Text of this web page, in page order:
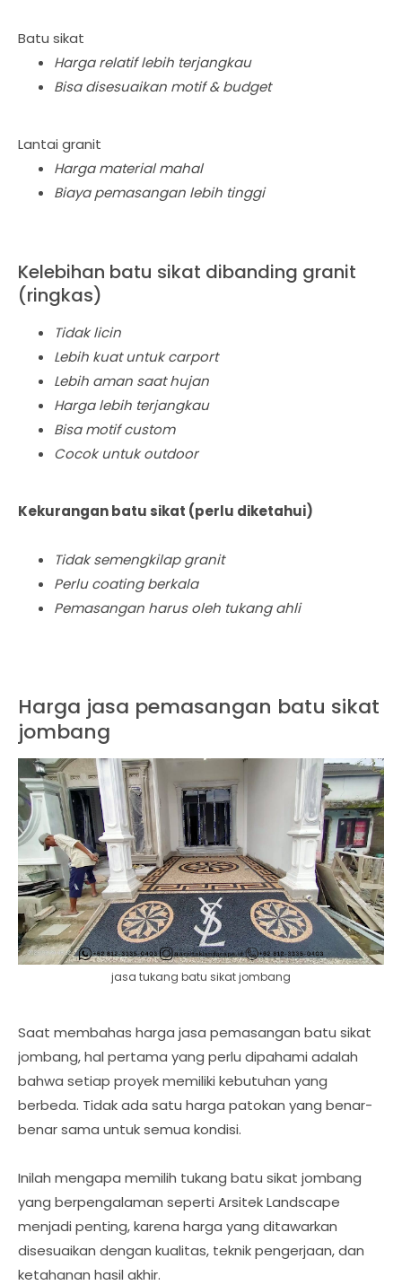
Batu sikat
Harga relatif lebih terjangkau
Bisa disesuaikan motif & budget
Lantai granit
Harga material mahal
Biaya pemasangan lebih tinggi
Kelebihan batu sikat dibanding granit
(ringkas)
Tidak licin
Lebih kuat untuk carport
Lebih aman saat hujan
Harga lebih terjangkau
Bisa motif custom
Cocok untuk outdoor
Kekurangan batu sikat (perlu diketahui)
Tidak semengkilap granit
Perlu coating berkala
Pemasangan harus oleh tukang ahli
Harga jasa pemasangan batu sikat
jombang
jasa tukang batu sikat jombang
Saat membahas harga jasa pemasangan batu sikat
jombang, hal pertama yang perlu dipahami adalah
bahwa setiap proyek memiliki kebutuhan yang
berbeda. Tidak ada satu harga patokan yang benar-
benar sama untuk semua kondisi.
Inilah mengapa memilih tukang batu sikat jombang
yang berpengalaman seperti Arsitek Landscape
menjadi penting, karena harga yang ditawarkan
disesuaikan dengan kualitas, teknik pengerjaan, dan
ketahanan hasil akhir.